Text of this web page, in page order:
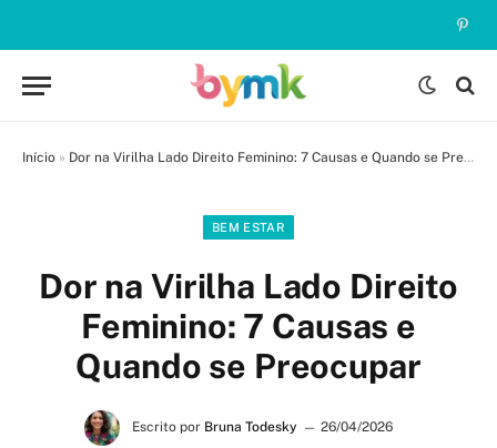
Início » Dor na Virilha Lado Direito Feminino: 7 Causas e Quando se Preocupar
BEM ESTAR
Dor na Virilha Lado Direito
Feminino: 7 Causas e
Quando se Preocupar
Escrito por Bruna Todesky
26/04/2026